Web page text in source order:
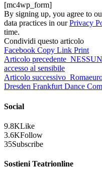
[mc4wp_form]
By signing up, you agree to
data practices in ourPrivacy
time.
Condividi questo articolo
Facebook Copy Link Print
Articolo precedente
accesso al sensibile
Articolo successivo
Dresden Frankfurt Dance
Social
9.8KLike
3.6KFollow
35Subscribe
Sostieni Teatrionline